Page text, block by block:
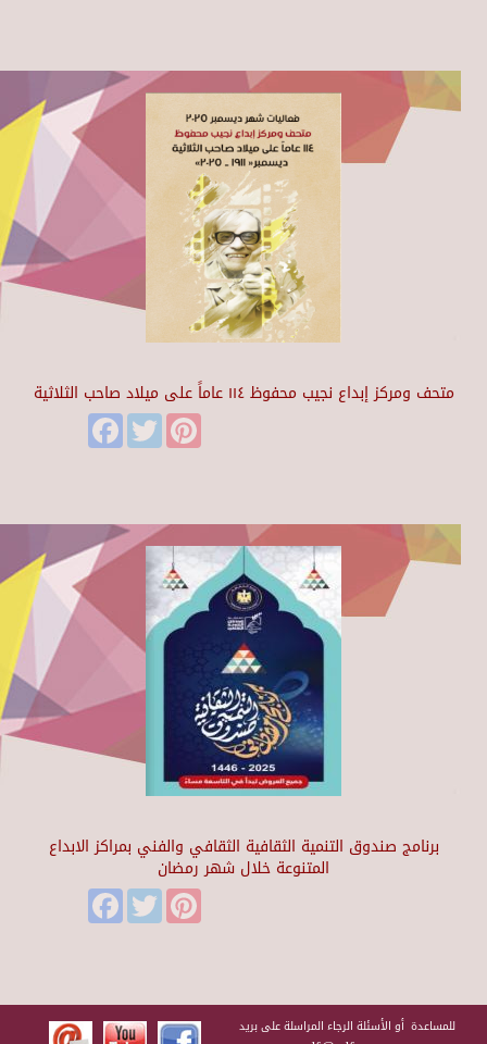
متحف ومركز إبداع نجيب محفوظ ١١٤ عاماً على ميلاد صاحب الثلاثية
FacebookTwitter
برنامج صندوق التنمية الثقافية الثقافي والفني بمراكز الابداع
المتنوعة خلال شهر رمضان
FacebookTwitter
للمساعدة أو الأسئلة الرجاء المراسلة على بريد